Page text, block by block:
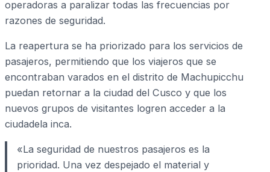
operadoras a paralizar todas las frecuencias por
razones de seguridad.
La reapertura se ha priorizado para los servicios de
pasajeros, permitiendo que los viajeros que se
encontraban varados en el distrito de Machupicchu
puedan retornar a la ciudad del Cusco y que los
nuevos grupos de visitantes logren acceder a la
ciudadela inca.
«La seguridad de nuestros pasajeros es la
prioridad. Una vez despejado el material y